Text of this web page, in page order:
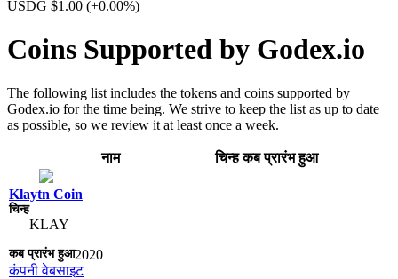
USDG $1.00 (+0.00%)
Coins Supported by Godex.io
The following list includes the tokens and coins supported by
Godex.io for the time being. We strive to keep the list as up to date
as possible, so we review it at least once a week.
नाम चिन्ह​ कब प्रारंभ हुआ
Klaytn Coin
KLAY
2020
कंपनी वेबसाइट